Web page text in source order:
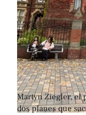
Martyn Ziegler, el
dos planes que